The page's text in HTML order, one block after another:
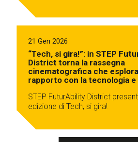
21 Gen 2026
“Tech, si gira!”: in STEP
District torna la rassegna
cinematografica che
rapporto con la tecnologia
STEP FuturAbility District
edizione di Tech, si gira!